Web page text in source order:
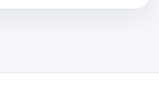
laporan gawat